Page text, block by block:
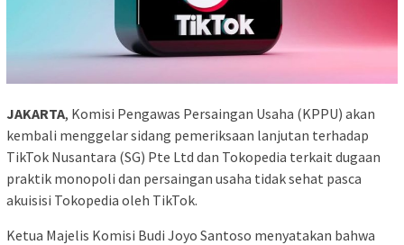
JAKARTA, Komisi Pengawas Persaingan Usaha (KPPU) akan
kembali menggelar sidang pemeriksaan lanjutan terhadap
TikTok Nusantara (SG) Pte Ltd dan Tokopedia terkait dugaan
praktik monopoli dan persaingan usaha tidak sehat pasca
akuisisi Tokopedia oleh TikTok.
Ketua Majelis Komisi Budi Joyo Santoso menyatakan bahwa